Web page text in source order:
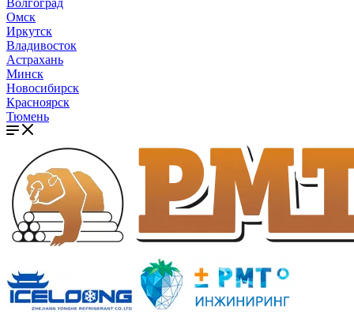
Волгоград
Омск
Иркутск
Владивосток
Астрахань
Минск
Новосибирск
Красноярск
Тюмень